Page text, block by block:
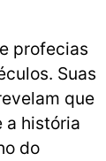
profecias
Suas
que
a história
do